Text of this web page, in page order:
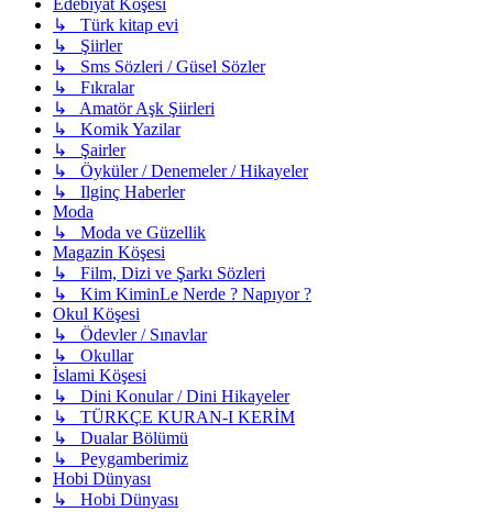
↳ Türk kitap evi
↳ Şiirler
↳ Sms Sözleri / Güsel Sözler
↳ Fıkralar
↳ Amatör Aşk Şiirleri
↳ Komik Yazilar
↳ Şairler
↳ Öyküler / Denemeler / Hikayeler
↳ Ilginç Haberler
Moda
↳ Moda ve Güzellik
Magazin Köşesi
↳ Film, Dizi ve Şarkı Sözleri
↳ Kim KiminLe Nerde ? Napıyor ?
Okul Köşesi
↳ Ödevler / Sınavlar
↳ Okullar
İslami Köşesi
↳ Dini Konular / Dini Hikayeler
↳ TÜRKÇE KURAN-I KERİM
↳ Dualar Bölümü
↳ Peygamberimiz
Hobi Dünyası
↳ Hobi Dünyası